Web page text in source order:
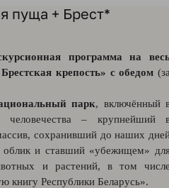
пуща + Брест*
программа на
крепость» с обедом
парк, включённый
человечества – крупнейший
сохранивший до наших
и ставший «убежищем»
и растений, в том
книгу Республики Беларусь».